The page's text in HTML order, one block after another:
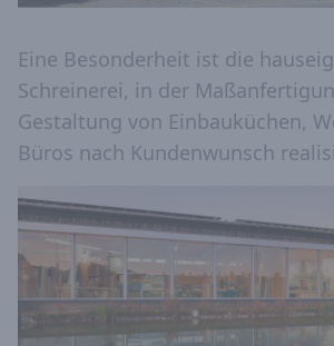
Eine Besonderheit ist die
Schreinerei, in der
Gestaltung von Einbauküchen,
Büros nach Kundenwunsch